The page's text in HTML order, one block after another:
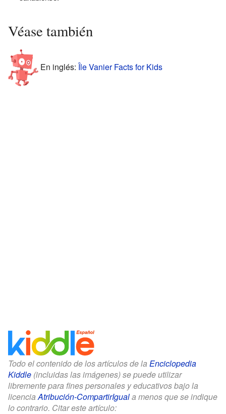
Véase también
En inglés: Île Vanier Facts for Kids
Todo el contenido de los artículos de la Enciclopedia
Kiddle (incluidas las imágenes) se puede utilizar
libremente para fines personales y educativos bajo la
licenciaAtribución-CompartirIguala menos que se indique
lo contrario. Citar este artículo: